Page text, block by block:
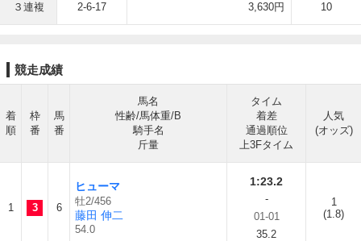
３連複 2-6-17 3,630円 10
競走成績
着
順
枠
番
馬
番
馬名
性齢/馬体重/B
騎手名
斤量
タイム
着差
通過順位
上3Fタイム
人気
(オッズ)
1 3 6
ヒューマ
牡2/456
藤田 伸二
54.0
1:23.2
-
01-01
35.2
1
(1.8)